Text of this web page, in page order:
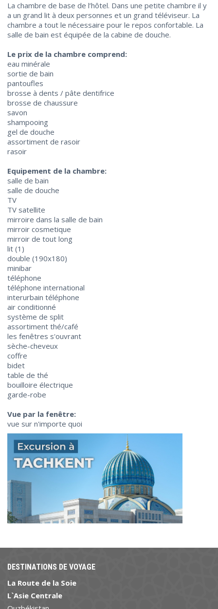
La chambre de base de l’hôtel. Dans une petite chambre il y
a un grand lit à deux personnes et un grand téléviseur. La
chambre a tout le nécessaire pour le repos confortable. La
salle de bain est équipée de la cabine de douche.
Le prix de la chambre comprend:
eau minérale
sortie de bain
pantoufles
brosse à dents / pâte dentifrice
brosse de chaussure
savon
shampooing
gel de douche
assortiment de rasoir
rasoir
Equipement de la chambre:
salle de bain
salle de douche
TV
TV satellite
mirroire dans la salle de bain
mirroir cosmetique
mirroir de tout long
lit (1)
double (190x180)
minibar
téléphone
téléphone international
interurbain téléphone
air conditionné
système de split
assortiment thé/café
les fenêtres s'ouvrant
sèche-cheveux
coffre
bidet
table de thé
bouilloire électrique
garde-robe
Vue par la fenêtre:
vue sur n'importe quoi
DESTINATIONS DE VOYAGE
La Route de la Soie
L`Asie Centrale